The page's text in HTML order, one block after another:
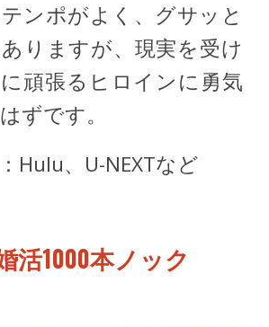
ンポがよく、グサッと
りますが、現実を受け
頑張るヒロインに勇気
ずです。
Hulu、U-NEXTなど
活1000本ノック